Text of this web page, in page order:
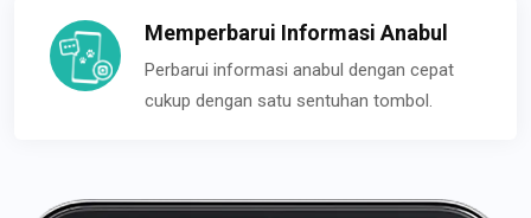
Memperbarui Informasi Anabul
Perbarui informasi anabul dengan cepat
cukup dengan satu sentuhan tombol.